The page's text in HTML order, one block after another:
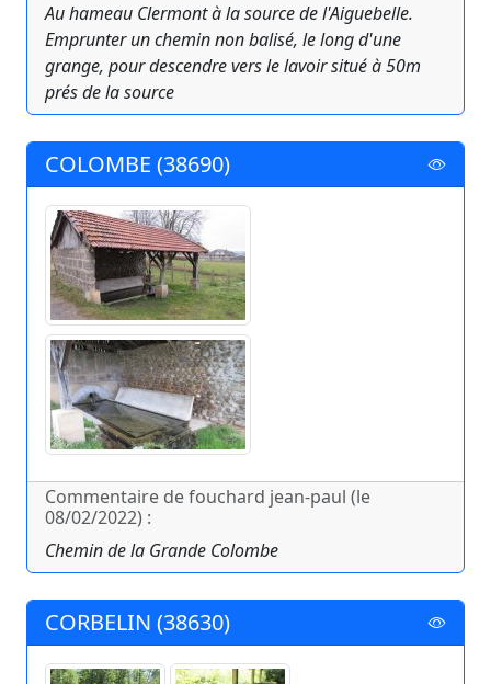
Au hameau Clermont à la source de l'Aiguebelle.
Emprunter un chemin non balisé, le long d'une
grange, pour descendre vers le lavoir situé à 50m
prés de la source
COLOMBE (38690)
Commentaire de fouchard jean-paul (le
08/02/2022) :
Chemin de la Grande Colombe
CORBELIN (38630)